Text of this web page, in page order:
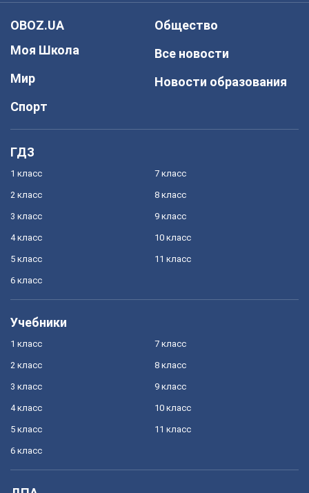
OBOZ.UA
Моя Школа
Мир
Спорт
Общество
Все новости
Новости образования
ГДЗ
1 класс
2 класс
3 класс
4 класс
5 класс
6 класс
7 класс
8 класс
9 класс
10 класс
11 класс
Учебники
1 класс
2 класс
3 класс
4 класс
5 класс
6 класс
7 класс
8 класс
9 класс
10 класс
11 класс